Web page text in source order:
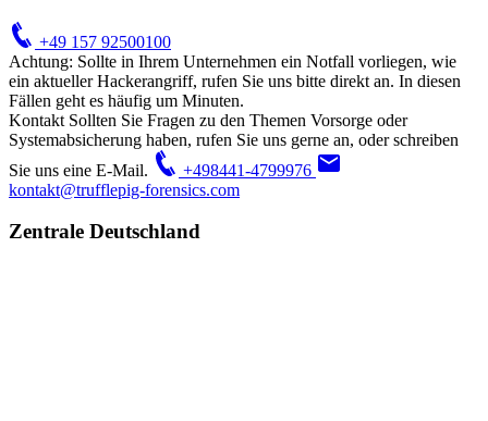
+49 157 92500100
Achtung: Sollte in Ihrem Unternehmen ein Notfall vorliegen, wie
ein aktueller Hackerangriff, rufen Sie uns bitte direkt an. In diesen
Fällen geht es häufig um Minuten.
Kontakt Sollten Sie Fragen zu den Themen Vorsorge oder
Systemabsicherung haben, rufen Sie uns gerne an, oder schreiben
Sie uns eine E-Mail.
+498441-4799976
kontakt@trufflepig-forensics.com
Zentrale Deutschland